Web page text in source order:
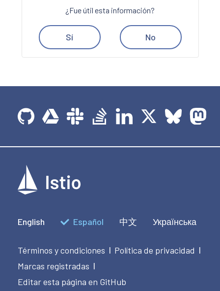
¿Fue útil esta información?
Sí No
English Español 中文 Українська
Términos y condiciones | Política de privacidad |
Marcas registradas |
Editar esta página en GitHub